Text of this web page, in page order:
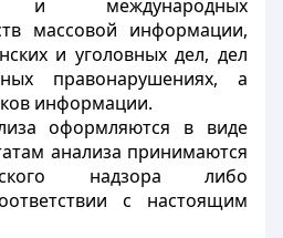
и международных
массовой информации,
и уголовных дел, дел
правонарушениях, а
информации.
оформляются в виде
анализа принимаются
надзора либо
с настоящим